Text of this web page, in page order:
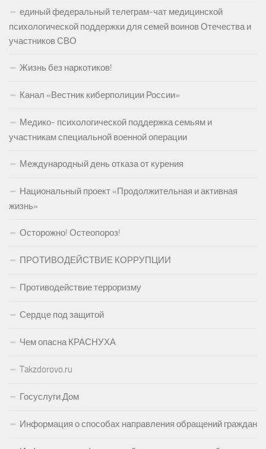
единый федеральный телеграм-чат медицинской
психологической поддержки для семей воинов Отечества и
участников СВО
Жизнь без наркотиков!
Канал «Вестник киберполиции России»
Медико- психологической поддержка семьям и
участникам специальной военной операции
Международный день отказа от курения
Национальный проект «Продолжительная и активная
жизнь»
Осторожно! Остеопороз!
ПРОТИВОДЕЙСТВИЕ КОРРУПЦИИ
Противодействие терроризму
Сердце под защитой
Чем опасна КРАСНУХА
Takzdorovo.ru
Госуслуги.Дом
Информация о способах направления обращений граждан